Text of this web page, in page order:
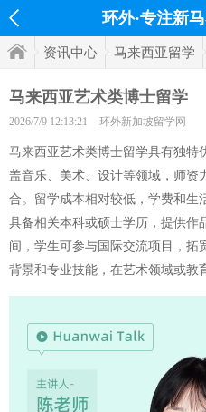
环外·专注新
资讯中心 马来西亚留学
马来西亚艺术类博士留学
2026/7/9 12:13:21 环外新加坡留学网
马来西亚艺术类博士留学具有独特
盖音乐、美术、设计等领域，师资
合。留学成本相对较低，学费和生
具备相关本科或硕士学历，提供作
间，学生可参与国际交流项目，拓
背景和专业技能，在艺术领域或教